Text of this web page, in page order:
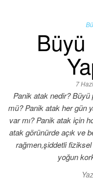
Büyü
7
Panik atak nedir? Büyü
mü? Panik atak her gün
var mı? Panik atak için
atak görünürde açık ve
rağmen,şiddetli
yoğun